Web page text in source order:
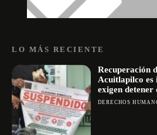
LO MÁS RECIENTE
Recuperación
Acuitlapilco es
exigen detener
DERECHOS